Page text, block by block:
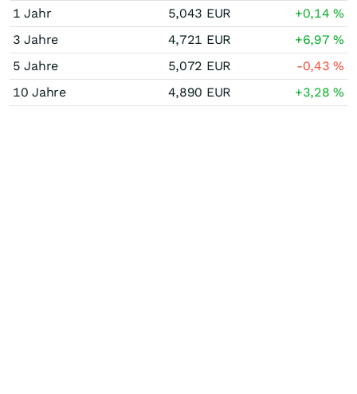
1 Jahr 5,043 EUR +0,14%
3 Jahre
4,721 EUR +6,97%
5 Jahre
5,072 EUR -0,43%
10 Jahre
4,890 EUR +3,28%